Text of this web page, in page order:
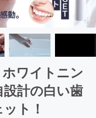
ワイトニン
計の白い歯
ト！